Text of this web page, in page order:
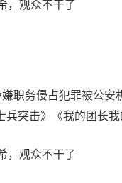
职务侵占犯罪被公
突击》《我的团长我